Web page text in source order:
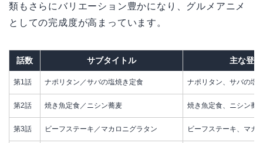
類もさらにバリエーション豊かになり、グルメアニメ
としての完成度が高まっています。
話数 サブタイトル 主な登
第1話 ナポリタン／サバの塩焼き定食 ナポリタン、サバの塩
第2話 焼き魚定食／ニシン蕎麦 焼き魚定食、ニシン蕎
第3話 ビーフステーキ／マカロニグラタン ビーフステーキ、マカ